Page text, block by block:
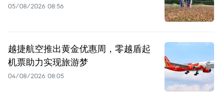
05/08/2026 08:56
越捷航空推出黄金优惠周，零越盾起
机票助力实现旅游梦
04/08/2026 08:05